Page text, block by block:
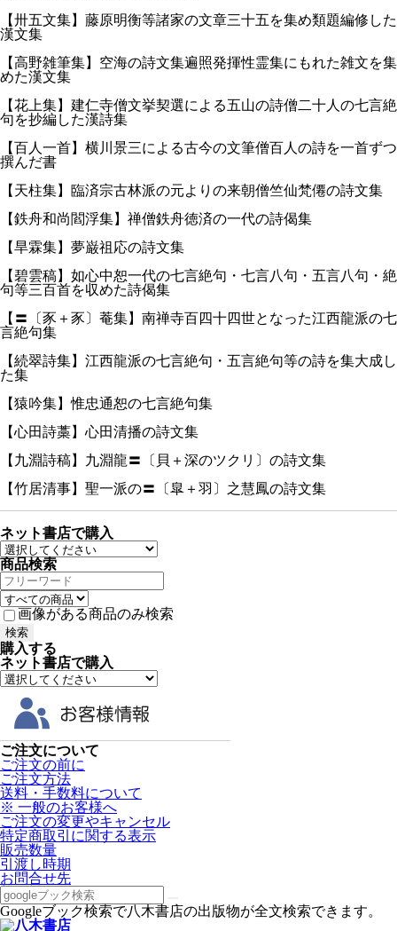
【卅五文集】藤原明衡等諸家の文章三十五を集め類題編修した
漢文集
【高野雑筆集】空海の詩文集遍照発揮性霊集にもれた雑文を集
めた漢文集
【花上集】建仁寺僧文挙契選による五山の詩僧二十人の七言絶
句を抄編した漢詩集
【百人一首】横川景三による古今の文筆僧百人の詩を一首ずつ
撰んだ書
【天柱集】臨済宗古林派の元よりの来朝僧竺仙梵僊の詩文集
【鉄舟和尚閻浮集】禅僧鉄舟徳済の一代の詩偈集
【旱霖集】夢巌祖応の詩文集
【碧雲稿】如心中恕一代の七言絶句・七言八句・五言八句・絶
句等三百首を収めた詩偈集
【〓〔豕＋豕〕菴集】南禅寺百四十四世となった江西龍派の七
言絶句集
【続翠詩集】江西龍派の七言絶句・五言絶句等の詩を集大成し
た集
【猿吟集】惟忠通恕の七言絶句集
【心田詩藁】心田清播の詩文集
【九淵詩稿】九淵龍〓〔貝＋深のツクリ〕の詩文集
【竹居清事】聖一派の〓〔皐＋羽〕之慧鳳の詩文集
ネット書店で購入
商品検索
画像がある商品のみ検索
購入する
ネット書店で購入
ご注文について
ご注文の前に
ご注文方法
送料・手数料について
※ 一般のお客様へ
ご注文の変更やキャンセル
特定商取引に関する表示
販売数量
引渡し時期
お問合せ先
Googleブック検索で八木書店の出版物が全文検索できます。